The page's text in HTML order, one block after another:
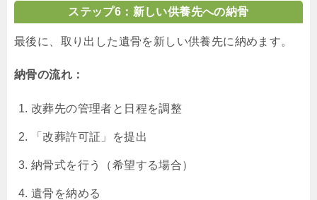
ステップ6：新しい供養先への納骨
最後に、取り出した遺骨を新しい供養先に納めます。
納骨の流れ：
改葬先の管理者と日程を調整
「改葬許可証」を提出
納骨式を行う（希望する場合）
遺骨を納める